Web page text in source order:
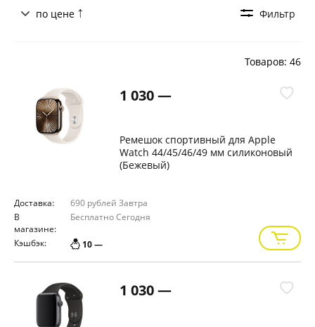
по цене Фильтр
Товаров: 46
1 030 —
Ремешок спортивный для Apple
Watch 44/45/46/49 мм силиконовый
(Бежевый)
Доставка: 690 рублей Завтра
В
магазине:
БесплатноСегодня
Кэшбэк: 10 —
1 030 —